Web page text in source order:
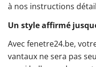
à nos instructions
Un style affirmé
Avec fenetre24.be,
vantaux ne sera pas